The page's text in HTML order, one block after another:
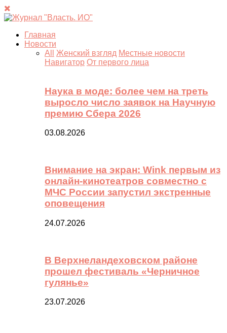
Главная
Новости
All
Женский взгляд Местные новости
Навигатор От первого лица
Наука в моде: более чем на треть
выросло число заявок на Научную
премию Сбера 2026
03.08.2026
Внимание на экран: Wink первым из
онлайн-кинотеатров совместно с
МЧС России запустил экстренные
оповещения
24.07.2026
В Верхнеландеховском районе
прошел фестиваль «Черничное
гулянье»
23.07.2026